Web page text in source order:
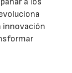
innovación